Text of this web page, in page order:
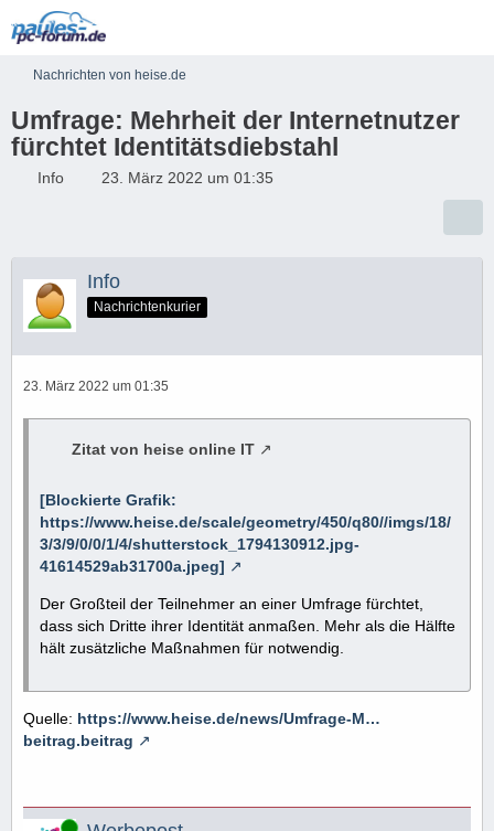
Nachrichten von heise.de
Umfrage: Mehrheit der Internetnutzer
fürchtet Identitätsdiebstahl
Info 23. März 2022 um 01:35
Info
Nachrichtenkurier
23. März 2022 um 01:35
Zitat von heise online IT
[Blockierte Grafik:
https://www.heise.de/scale/geometry/450/q80//imgs/18/
3/3/9/0/0/1/4/shutterstock_1794130912.jpg-
41614529ab31700a.jpeg]
Der Großteil der Teilnehmer an einer Umfrage fürchtet,
dass sich Dritte ihrer Identität anmaßen. Mehr als die Hälfte
hält zusätzliche Maßnahmen für notwendig.
Quelle: https://www.heise.de/news/Umfrage-M…
beitrag.beitrag
Online